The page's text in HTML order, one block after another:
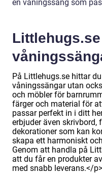
en våningssäng som
På Littlehugs.se hittar
våningssängar utan
och möbler för
färger och material för
passar perfekt in i ditt
erbjuder även skrivbord,
dekorationer som kan
skapa ett harmoniskt
Genom att handla på
att du får en produkter
med snabb leverans.</p>